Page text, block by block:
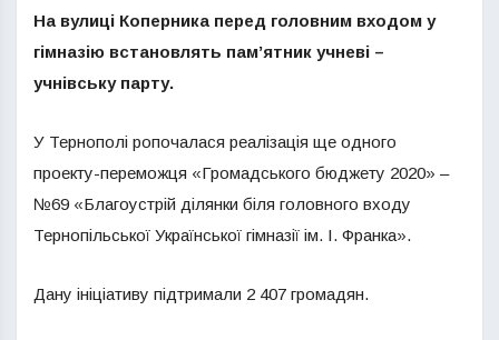
На вулиці Коперника перед головним входом у
гімназію встановлять пам’ятник учневі –
учнівську парту.
У Тернополі ропочалася реалізація ще одного
проекту-переможця «Громадського бюджету 2020» –
№69 «Благоустрій ділянки біля головного входу
Тернопільської Української гімназії ім. І. Франка».
Дану ініціативу підтримали 2 407 громадян.